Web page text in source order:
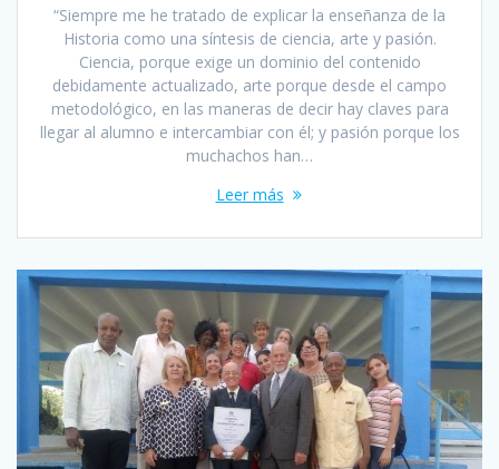
“Siempre me he tratado de explicar la enseñanza de la
Historia como una síntesis de ciencia, arte y pasión.
Ciencia, porque exige un dominio del contenido
debidamente actualizado, arte porque desde el campo
metodológico, en las maneras de decir hay claves para
llegar al alumno e intercambiar con él; y pasión porque los
muchachos han…
Leer más